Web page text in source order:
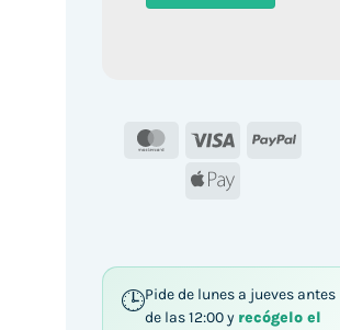
MasterCard
Visa
PayPal
Apple
Pide de lunes a jueves antes
de las 12:00 y recógelo el